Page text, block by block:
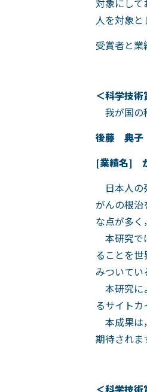
対象にして
人を対象と
受賞者と業
＜科学技
我が国の
後藤 典子
[業績名]
日本人の
がんの根治
な点が多く
本研究で
ることを
みついてい
本研究に
るサイト
本成果は
期待されま
＜科学技